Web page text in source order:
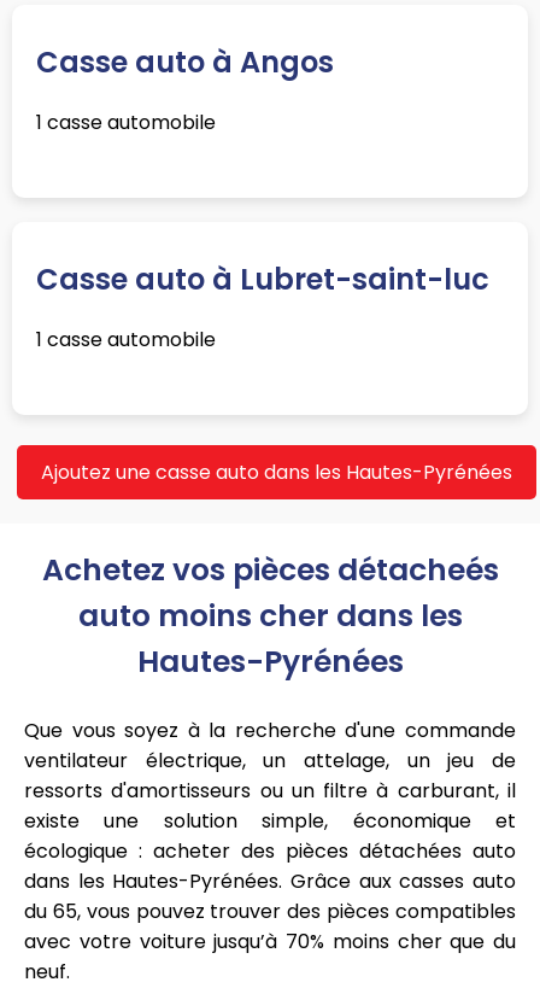
Casse auto à Angos
1 casse automobile
Casse auto à Lubret-saint-luc
1 casse automobile
Ajoutez une casse auto dans les Hautes-Pyrénées
Achetez vos pièces détacheés
auto moins cher dans les
Hautes-Pyrénées
Que vous soyez à la recherche d'une commande
ventilateur électrique, un attelage, un jeu de
ressorts d'amortisseurs ou un filtre à carburant, il
existe une solution simple, économique et
écologique : acheter des pièces détachées auto
dans les Hautes-Pyrénées. Grâce aux casses auto
du 65, vous pouvez trouver des pièces compatibles
avec votre voiture jusqu’à 70% moins cher que du
neuf.